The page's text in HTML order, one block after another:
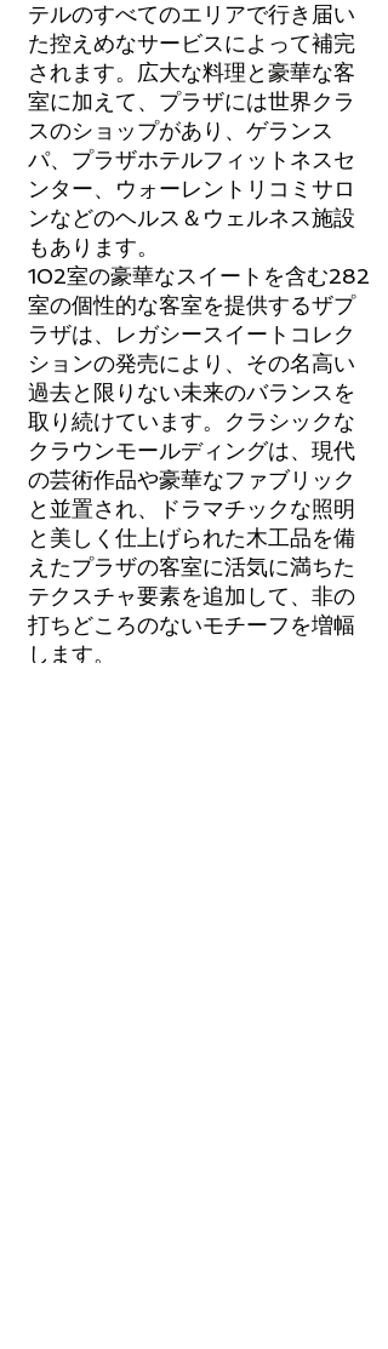
テルのすべてのエリアで行き届い
た控えめなサービスによって補完
されます。広大な料理と豪華な客
室に加えて、プラザには世界クラ
スのショップがあり、ゲランス
パ、プラザホテルフィットネスセ
ンター、ウォーレントリコミサロ
ンなどのヘルス＆ウェルネス施設
もあります。
102室の豪華なスイートを含む282
室の個性的な客室を提供するザプ
ラザは、レガシースイートコレク
ションの発売により、その名高い
過去と限りない未来のバランスを
取り続けています。クラシックな
クラウンモールディングは、現代
の芸術作品や豪華なファブリック
と並置され、ドラマチックな照明
と美しく仕上げられた木工品を備
えたプラザの客室に活気に満ちた
テクスチャ要素を追加して、非の
打ちどころのないモチーフを増幅
します。